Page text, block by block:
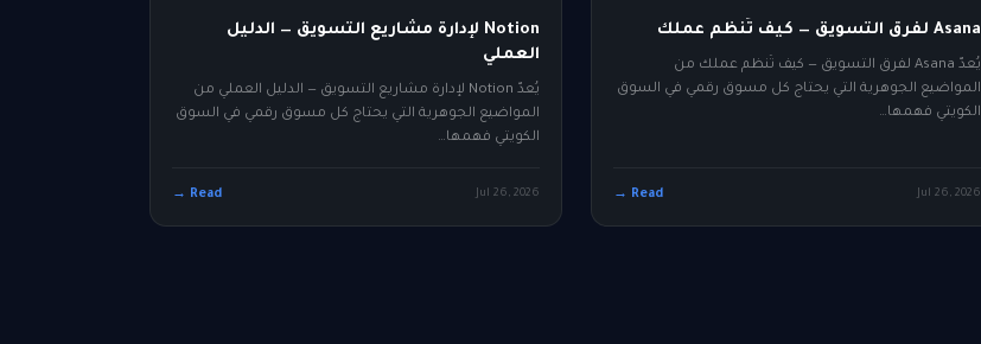
Asana لفرق التسويق — كيف تُنظم عملك
يُعدّ Asana لفرق التسويق — كيف تُنظم عملك من
المواضيع الجوهرية التي يحتاج كل مسوق رقمي في السوق
الكويتي فهمها…
Jul 26, 2026
Read →
Notion لإدارة مشاريع التسويق — الدليل
العملي
يُعدّ Notion لإدارة مشاريع التسويق — الدليل العملي من
المواضيع الجوهرية التي يحتاج كل مسوق رقمي في السوق
الكويتي فهمها…
Jul 26, 2026
Read →